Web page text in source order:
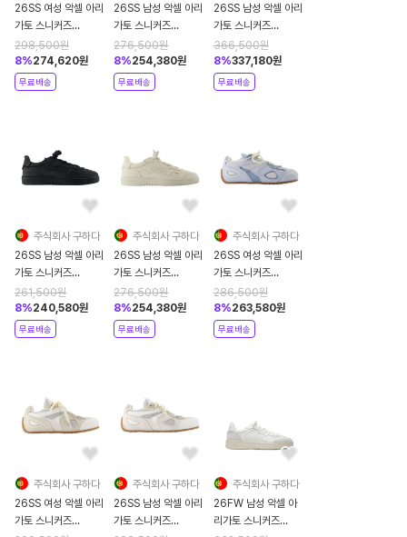
26SS 여성 악셀 아리
가토 스니커즈
F3646001
multicolor
298,500원
8%274,620원
무료배송
26SS 남성 악셀 아리
가토 스니커즈
F3654001 beige
276,500원
8%254,380원
무료배송
26SS 남성 악셀 아리
가토 스니커즈
F3567001 grey
366,500원
8%337,180원
무료배송
주식회사 구하다
26SS 남성 악셀 아리
가토 스니커즈
F3629002 black
261,500원
8%240,580원
무료배송
주식회사 구하다
26SS 남성 악셀 아리
가토 스니커즈
F3629001 beige
276,500원
8%254,380원
무료배송
주식회사 구하다
26SS 여성 악셀 아리
가토 스니커즈
F3681001 blue
286,500원
8%263,580원
무료배송
주식회사 구하다
26SS 여성 악셀 아리
가토 스니커즈
주식회사 구하다
26SS 남성 악셀 아리
가토 스니커즈
주식회사 구하다
26FW 남성 악셀 아
리가토 스니커즈